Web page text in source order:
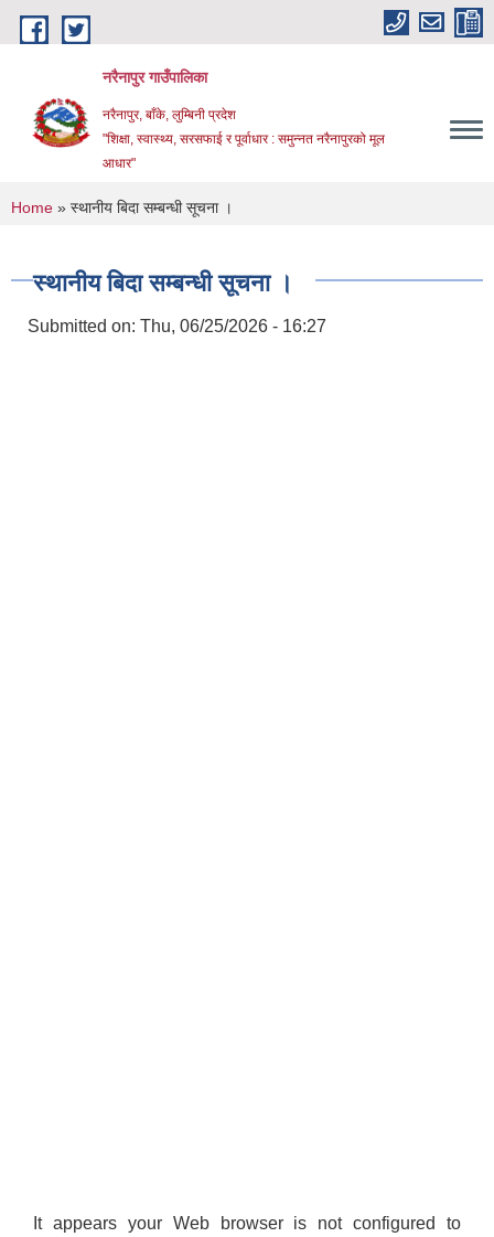
Skip to main content
नरैनापुर गाउँपालिका
नरैनापुर, बाँके, लुम्बिनी प्रदेश
"शिक्षा, स्वास्थ्य, सरसफाई र पूर्वाधार : समुन्नत नरैनापुरको मूल
आधार"
You are here
Home » स्थानीय बिदा सम्बन्धी सूचना ।
स्थानीय बिदा सम्बन्धी सूचना ।
Submitted on: Thu, 06/25/2026 - 16:27
It appears your Web browser is not configured to